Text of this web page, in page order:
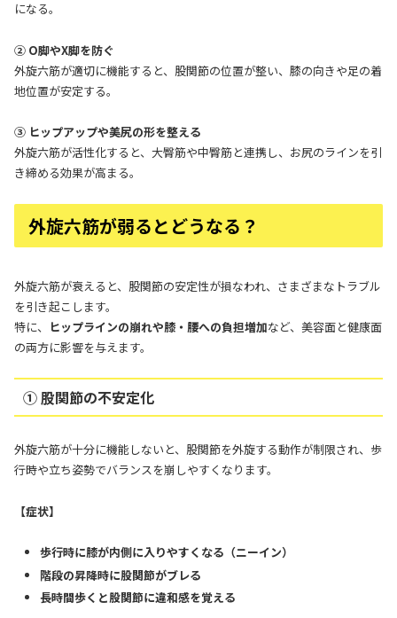
になる。
② O脚やX脚を防ぐ
外旋六筋が適切に機能すると、股関節の位置が整い、膝の向きや足の着
地位置が安定する。
③ ヒップアップや美尻の形を整える
外旋六筋が活性化すると、大臀筋や中臀筋と連携し、お尻のラインを引
き締める効果が高まる。
外旋六筋が弱るとどうなる？
外旋六筋が衰えると、股関節の安定性が損なわれ、さまざまなトラブル
を引き起こします。
特に、 ヒップラインの崩れや膝・腰への負担増加など、美容面と健康面
の両方に影響を与えます。
① 股関節の不安定化
外旋六筋が十分に機能しないと、股関節を外旋する動作が制限され、歩
行時や立ち姿勢でバランスを崩しやすくなります。
【症状】
歩行時に膝が内側に入りやすくなる（ニーイン）
階段の昇降時に股関節がブレる
長時間歩くと股関節に違和感を覚える